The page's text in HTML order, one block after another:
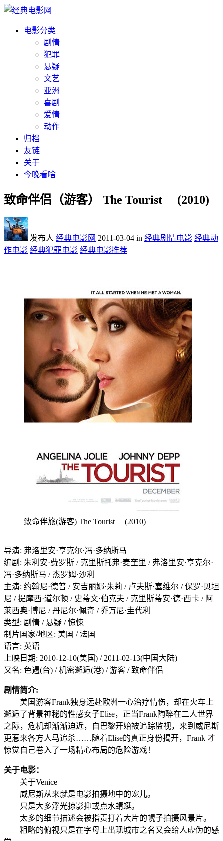
电影分类
剧情
犯罪
悬疑
文艺
亚洲
喜剧
爱情
动作
归档
友链
关于
今晚看啥
致命伴侣（游客） The Tourist (2010)
发布人 经典电影网 2011-03-04 in 经典剧情电影 经典动
作电影 经典犯罪电影 经典电影推荐
致命伴旅(游客) The Tourist (2010)
导演: 弗洛里安·亨克尔·冯·多纳斯马
编剧: 朱利安·费罗斯 / 克里斯托弗·麦奎里 / 弗洛里安·亨克尔·
冯·多纳斯马 / 杰罗姆·沙利
主演: 约翰尼·德普 / 安吉丽娜·朱莉 / 卢夫斯·塞维尔 / 保罗·贝坦
尼 / 提摩西·道尔顿 / 史蒂文·伯克夫 / 克里斯蒂安·德·西卡 / 阿
莱西奥·博尼 / 丹尼尔·佩奇 / 乔万尼·圭代利
类型: 剧情 / 悬疑 / 惊悚
制片国家/地区: 美国 / 法国
语言: 英语
上映日期: 2010-12-10(美国) / 2011-02-13(中国大陆)
又名: 色遇(台) / 机密邂逅(港) / 游客 / 致命伴侣
剧情简介:
美国游客Frank独身远赴欧洲一心治疗情伤，却在火车上
邂逅了背景神秘的性感女子Elise，正当Frank陶醉在二人世界
之际，危机却渐渐迫近，自巴黎开始被追踪监视，来到威尼斯
更惹来各方人马追杀……随着Elise的真正身份揭开，Frank 才
惊觉自己卷入了一场精心布局的危险游戏！
关于电影：
关于Venice
威尼斯从来就是电影拍摄地中的宠儿。
只是大多浮光掠影抑或点水蜻蜓。
太多的细节描述会被指责打着大片的幌子拍摄风景片。
粗略的俯视只是在字母上出现城市之名又会给人虚伪的感